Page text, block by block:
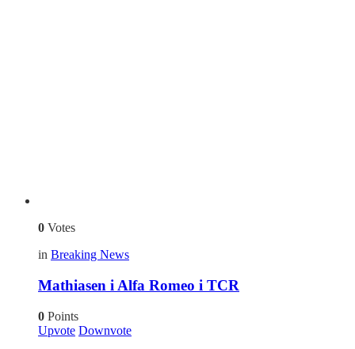
0 Votes
in Breaking News
Mathiasen i Alfa Romeo i TCR
0 Points
Upvote Downvote